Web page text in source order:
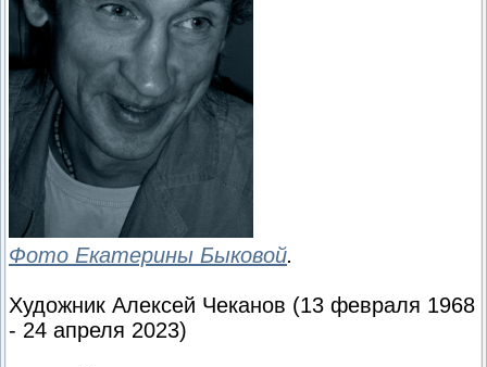
Фото Екатерины Быковой.
Художник Алексей Чеканов (13 февраля 1968
- 24 апреля 2023)